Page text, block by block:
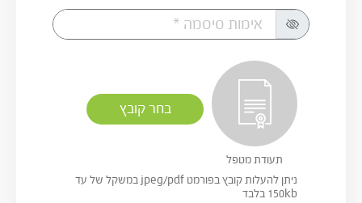
translationId: Profile.ConfirmPassword for language: he
תעודת מטפל
בחר קובץ
ניתן להעלות קובץ בפורמט jpeg/pdf במשקל של עד
150kb בלבד